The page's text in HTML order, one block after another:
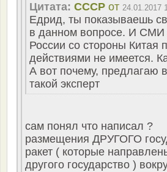
Цитата: СССР от 24.01.2017
Едрид, ты показываешь
в данном вопросе. И СМИ
России со стороны Китая
действиями не имеется.
А вот почему, предлагаю
такой эксперт
сам понял что написал ?
размещения ДРУГОГО
ракет ( которые
другого государство )